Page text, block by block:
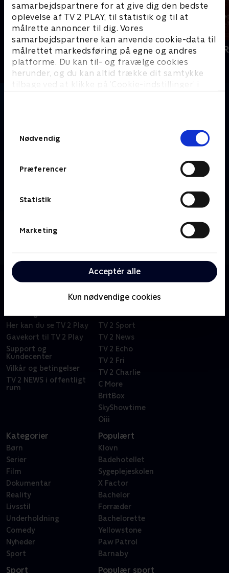
samarbejdspartnere for at give dig den bedste
oplevelse af TV 2 PLAY, til statistik og til at
målrette annoncer til dig. Vores
samarbejdspartnere kan anvende cookie-data til
målrettet markedsføring på egne og andres
platforme. Du kan til- og fravælge cookies
herunder, og du kan altid trække dit samtykke
tilbage ved at klikke på ’Cookie-indstillinger’ i
Nødvendig
Præferencer
Statistik
Marketing
Acceptér alle
Kun nødvendige cookies
Cykling
Cykling
Catalonien
Cykling
Om Cykling - Højdepunkter
Se højdepunkter fra de største klassikere, endagsløb,
Priser og abonnement
Her kan du se TV 2 Play
Gavekort til TV 2 Play
Support og
Kundecenter
Vilkår og betingelser
TV 2 NEWS i offentligt
rum
Kanaler
TV 2
TV 2 Sport
TV 2 News
TV 2 Echo
TV 2 Fri
TV 2 Charlie
C More
BritBox
SkyShowtime
Oiii
Kategorier
Børn
Serier
Film
Dokumentar
Reality
Livsstil
Underholdning
Comedy
Nyheder
Sport
Populært
Klovn
Badehotellet
Sygeplejeskolen
X Factor
Bachelor
Forræder
Bachelorette
Yellowstone
Paw Patrol
Barnaby
Sport Populær sport